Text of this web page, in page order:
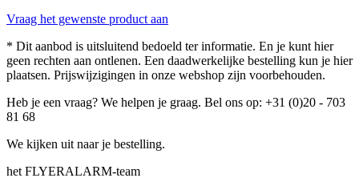
Vraag het gewenste product aan
* Dit aanbod is uitsluitend bedoeld ter informatie. En je kunt hier
geen rechten aan ontlenen. Een daadwerkelijke bestelling kun je hier
plaatsen. Prijswijzigingen in onze webshop zijn voorbehouden.
Heb je een vraag? We helpen je graag. Bel ons op: +31 (0)20 - 703
81 68
We kijken uit naar je bestelling.
het FLYERALARM-team